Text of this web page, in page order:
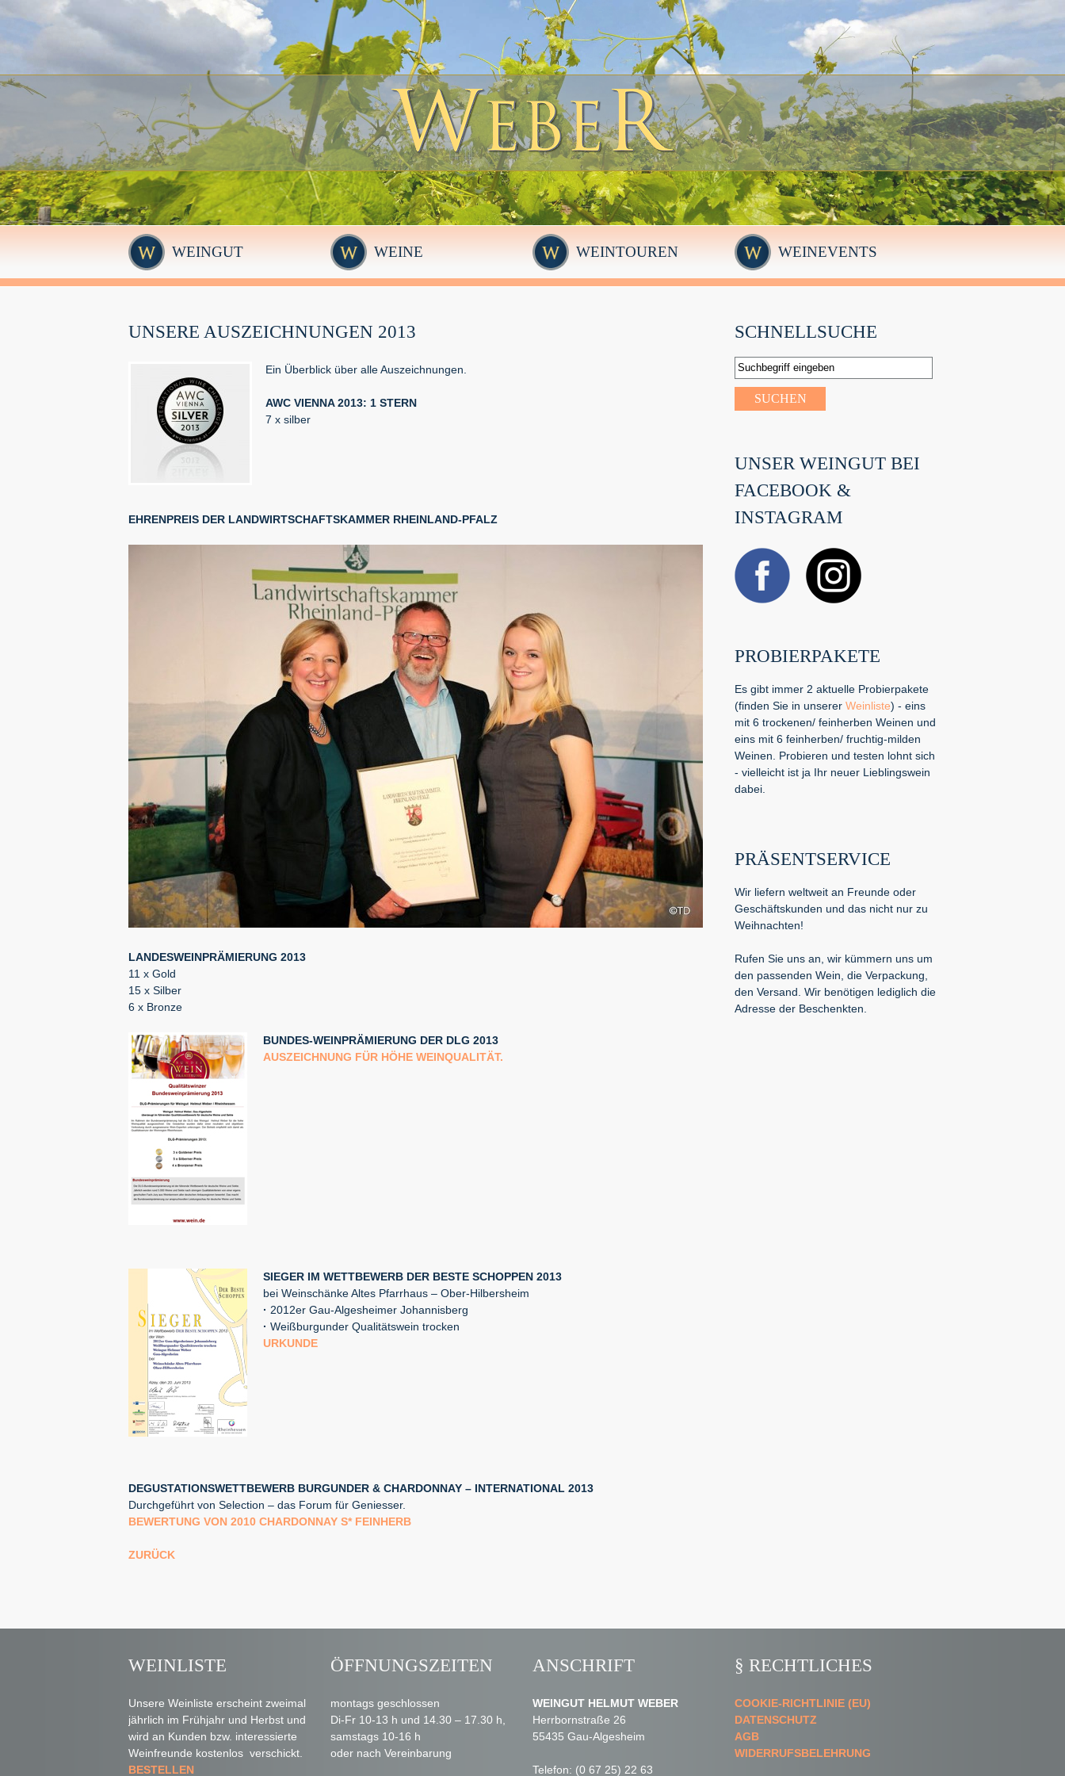
WEINGUT WEINE WEINTOUREN WEINEVENTS
UNSERE AUSZEICHNUNGEN 2013
Ein Überblick über alle Auszeichnungen.
AWC VIENNA 2013: 1 STERN
7 x silber
EHRENPREIS DER LANDWIRTSCHAFTSKAMMER RHEINLAND-PFALZ
LANDESWEINPRÄMIERUNG 2013
11 x Gold
15 x Silber
6 x Bronze
BUNDES-WEINPRÄMIERUNG DER DLG 2013
AUSZEICHNUNG FÜR HÖHE WEINQUALITÄT.
SIEGER IM WETTBEWERB DER BESTE SCHOPPEN 2013
bei Weinschänke Altes Pfarrhaus – Ober-Hilbersheim
· 2012er Gau-Algesheimer Johannisberg
· Weißburgunder Qualitätswein trocken
URKUNDE
DEGUSTATIONSWETTBEWERB BURGUNDER & CHARDONNAY – INTERNATIONAL 2013
Durchgeführt von Selection – das Forum für Geniesser.
BEWERTUNG VON 2010 CHARDONNAY S* FEINHERB
ZURÜCK
SCHNELLSUCHE
UNSER WEINGUT BEI
FACEBOOK &
INSTAGRAM
PROBIERPAKETE
Es gibt immer 2 aktuelle Probierpakete
(finden Sie in unserer Weinliste) - eins
mit 6 trockenen/ feinherben Weinen und
eins mit 6 feinherben/ fruchtig-milden
Weinen. Probieren und testen lohnt sich
- vielleicht ist ja Ihr neuer Lieblingswein
dabei.
PRÄSENTSERVICE
Wir liefern weltweit an Freunde oder
Geschäftskunden und das nicht nur zu
Weihnachten!
Rufen Sie uns an, wir kümmern uns um
den passenden Wein, die Verpackung,
den Versand. Wir benötigen lediglich die
Adresse der Beschenkten.
WEINLISTE
Unsere Weinliste erscheint zweimal
jährlich im Frühjahr und Herbst und
wird an Kunden bzw. interessierte
Weinfreunde kostenlos verschickt.
BESTELLEN
ÖFFNUNGSZEITEN
montags geschlossen
Di-Fr 10-13 h und 14.30 – 17.30 h,
samstags 10-16 h
oder nach Vereinbarung
ANSCHRIFT
WEINGUT HELMUT WEBER
Herrbornstraße 26
55435 Gau-Algesheim
Telefon: (0 67 25) 22 63
§ RECHTLICHES
COOKIE-RICHTLINIE (EU)
DATENSCHUTZ
AGB
WIDERRUFSBELEHRUNG